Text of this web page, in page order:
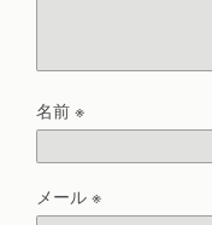
名前※
メール※